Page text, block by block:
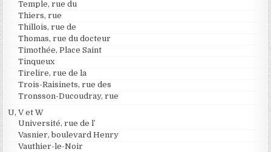
Temple, rue du
Thiers, rue
Thillois, rue de
Thomas, rue du docteur
Timothée, Place Saint
Tinqueux
Tirelire, rue de la
Trois-Raisinets, rue des
Tronsson-Ducoudray, rue
U, V et W
Université, rue de l’
Vasnier, boulevard Henry
Vauthier-le-Noir